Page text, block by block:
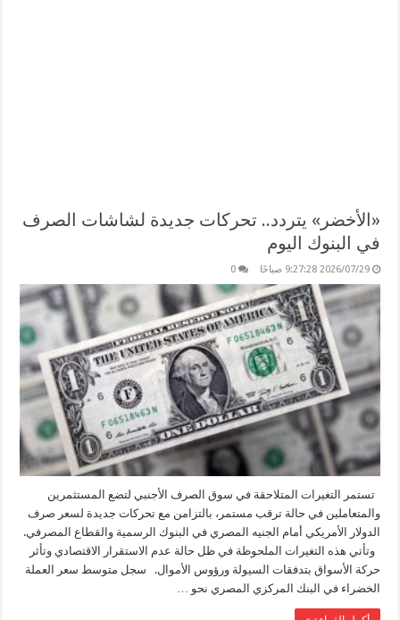
«الأخضر» يتردد.. تحركات جديدة لشاشات الصرف
في البنوك اليوم
2026/07/29 9:27:28 صباحًا 0
تستمر التغيرات المتلاحقة في سوق الصرف الأجنبي لتضع المستثمرين
والمتعاملين في حالة ترقب مستمر، بالتزامن مع تحركات جديدة لسعر صرف
الدولار الأمريكي أمام الجنيه المصري في البنوك الرسمية والقطاع المصرفي.
وتأتي هذه التغيرات الملحوظة في ظل حالة عدم الاستقرار الاقتصادي وتأثر
حركة الأسواق بتدفقات السيولة ورؤوس الأموال. سجل متوسط سعر العملة
الخضراء في البنك المركزي المصري نحو …